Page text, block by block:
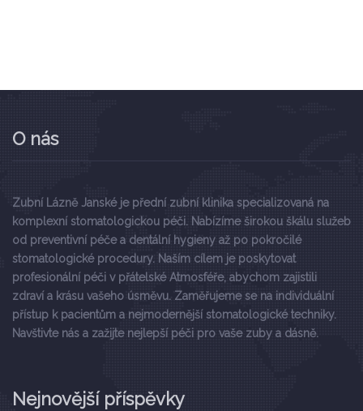
O nás
Zubní Lázně Janské je přední zubní klinika specializovaná na
komplexní stomatologickou péči. Nabízíme širokou škálu služeb
od preventivní péče a dentální hygieny až po pokročilé
stomatologické procedury. Naším cílem je poskytovat
profesionální péči v přátelské Atmosféře, abychom zajistili
zdraví a krásu vašeho úsměvu. Zaměřujeme se na individuální
přístup k pacientům a nejmodernější stomatologické techniky.
Navštivte nás a zažijte nejlepší péči pro vaše zuby a dásně.
Nejnovější příspěvky